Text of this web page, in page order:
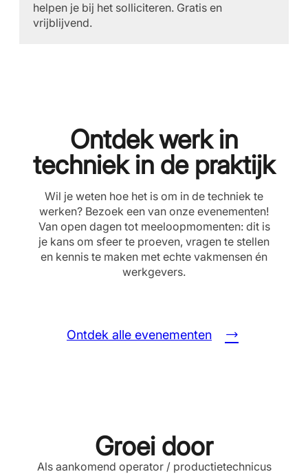
helpen je bij het solliciteren. Gratis en
vrijblijvend.
Ontdek werk in
techniek in de praktijk
Wil je weten hoe het is om in de techniek te
werken? Bezoek een van onze evenementen!
Van open dagen tot meeloopmomenten: dit is
je kans om sfeer te proeven, vragen te stellen
en kennis te maken met echte vakmensen én
werkgevers.
Ontdek alle evenementen
Groei door
Als aankomend operator / productietechnicus